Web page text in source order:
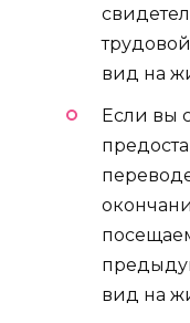
вид на
Если вы
вид на